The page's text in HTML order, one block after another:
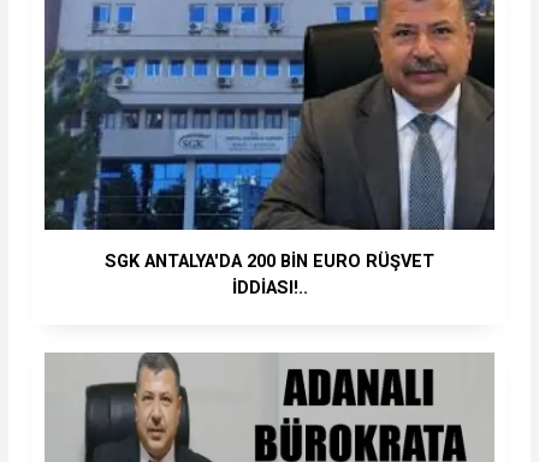
SGK ANTALYA'DA 200 BİN EURO RÜŞVET
İDDİASI!..